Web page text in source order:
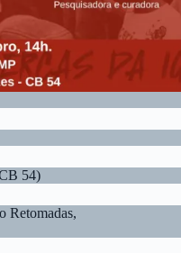
54)
Retomadas,